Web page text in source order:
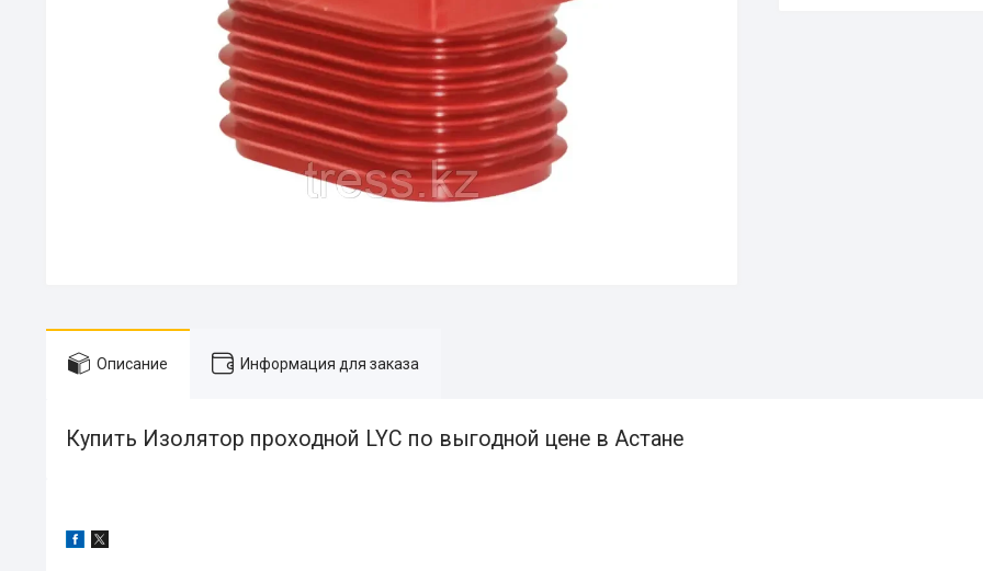
Описание Информация для заказа
Купить Изолятор проходной LYC по выгодной цене в Астане